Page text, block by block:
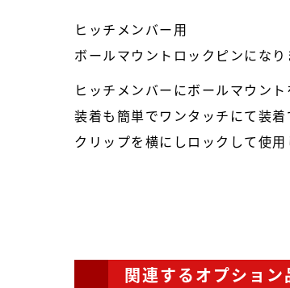
ヒッチメンバー用
ボールマウントロックピンになり
ヒッチメンバーにボールマウン
装着も簡単でワンタッチにて装着
クリップを横にしロックして使用
関連するオプション